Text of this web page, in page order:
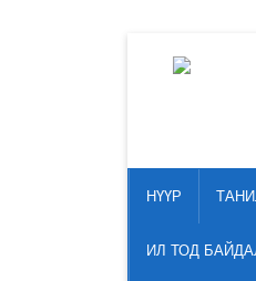
НҮҮР
ИЛ ТОД